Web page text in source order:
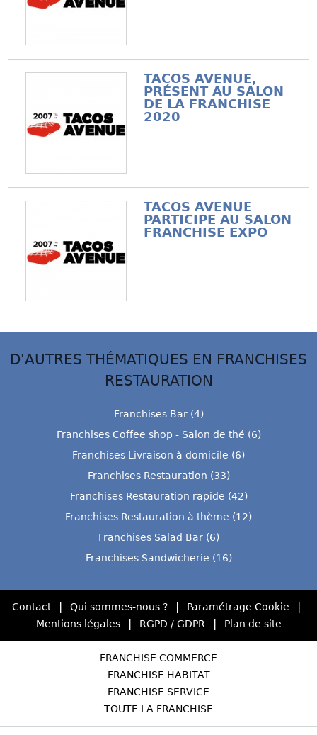
TACOS AVENUE,
PRÉSENT AU SALON
DE LA FRANCHISE
2020
TACOS AVENUE
PARTICIPE AU SALON
FRANCHISE EXPO
D'AUTRES THÉMATIQUES EN FRANCHISES
RESTAURATION
Franchises Bar (4)
Franchises Coffee shop - Salon de thé (6)
Franchises Livraison à domicile (6)
Franchises Restauration (33)
Franchises Restauration rapide (42)
Franchises Restauration à thème (12)
Franchises Salad Bar (6)
Franchises Sandwicherie (16)
Contact Qui sommes-nous ? Paramétrage Cookie
Mentions légales RGPD / GDPR Plan de site
FRANCHISE COMMERCE
FRANCHISE HABITAT
FRANCHISE SERVICE
TOUTE LA FRANCHISE